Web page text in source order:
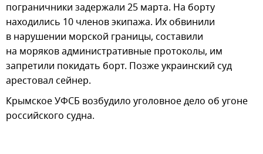
пограничники задержали 25 марта. На борту
находились 10 членов экипажа. Их обвинили
в нарушении морской границы, составили
на моряков административные протоколы, им
запретили покидать борт. Позже украинский суд
арестовал сейнер.
Крымское УФСБ возбудило уголовное дело об угоне
российского судна.